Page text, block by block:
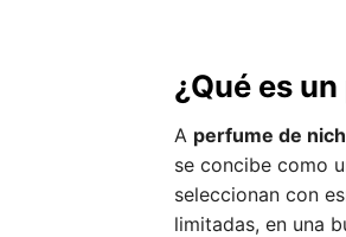
¿Qué es
A perfume de
se concibe como
seleccionan con
limitadas, en una